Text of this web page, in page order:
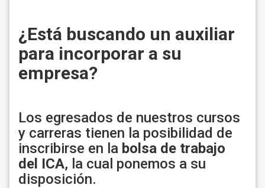
¿Está buscando un auxiliar
para incorporar a su
empresa?
Los egresados de nuestros cursos
y carreras tienen la posibilidad de
inscribirse en la bolsa de trabajo
del ICA, la cual ponemos a su
disposición.